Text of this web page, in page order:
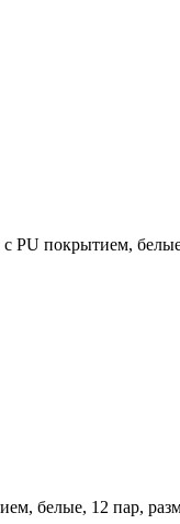
PU покрытием,
белые, 12 пар,